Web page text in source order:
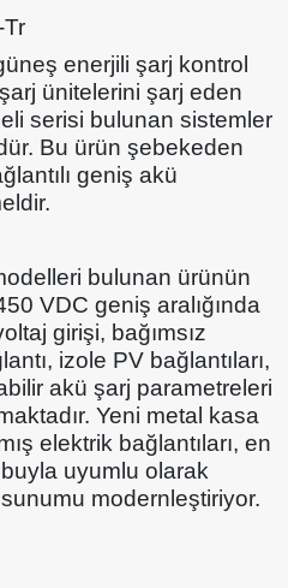
enerjili şarj kontrol
ünitelerini şarj eden
serisi bulunan sistemler
Bu ürün şebekeden
geniş akü
bulunan ürünün
VDC geniş aralığında
girişi, bağımsız
izole PV bağlantıları,
akü şarj parametreleri
Yeni metal kasa
elektrik bağlantıları, en
uyumlu olarak
modernleştiriyor.